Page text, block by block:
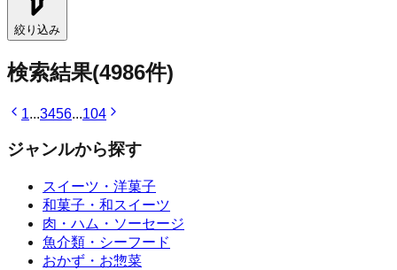
絞り込み
検索結果(4986件)
1...3456...104
ジャンルから探す
スイーツ・洋菓子
和菓子・和スイーツ
肉・ハム・ソーセージ
魚介類・シーフード
おかず・お惣菜